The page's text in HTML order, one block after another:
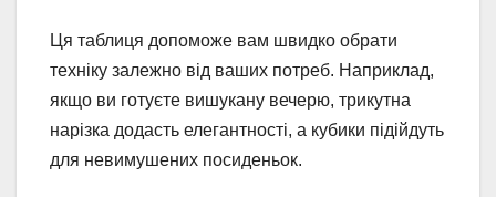
Ця таблиця допоможе вам швидко обрати
техніку залежно від ваших потреб. Наприклад,
якщо ви готуєте вишукану вечерю, трикутна
нарізка додасть елегантності, а кубики підійдуть
для невимушених посиденьок.